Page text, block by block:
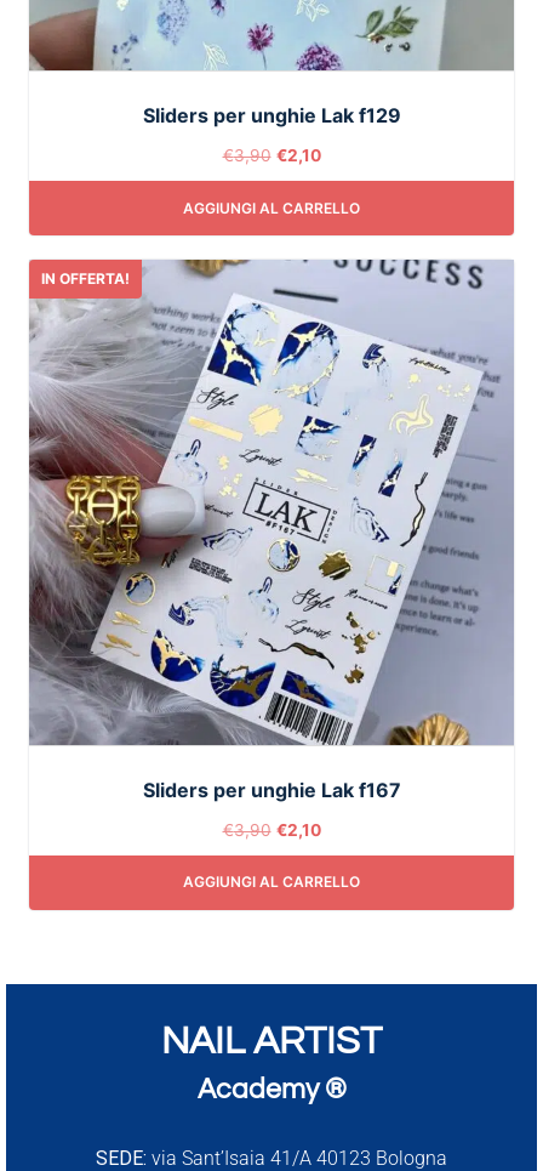
Sliders per unghie Lak f129
€3,90 €2,10
AGGIUNGI AL CARRELLO
IN OFFERTA!
Sliders per unghie Lak f167
€3,90 €2,10
AGGIUNGI AL CARRELLO
NAIL ARTIST
Academy ®
SEDE: via Sant’Isaia 41/A 40123 Bologna